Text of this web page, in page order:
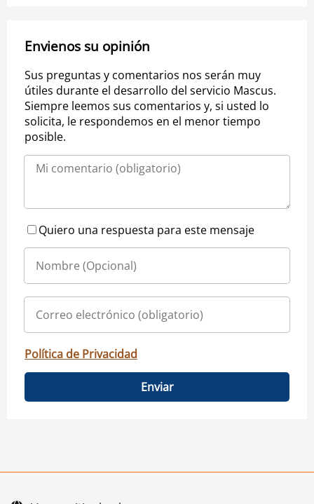
Envienos su opinión
Sus preguntas y comentarios nos serán muy
útiles durante el desarrollo del servicio Mascus.
Siempre leemos sus comentarios y, si usted lo
solicita, le respondemos en el menor tiempo
posible.
Quiero una respuesta para este mensaje
Política de Privacidad
Enviar